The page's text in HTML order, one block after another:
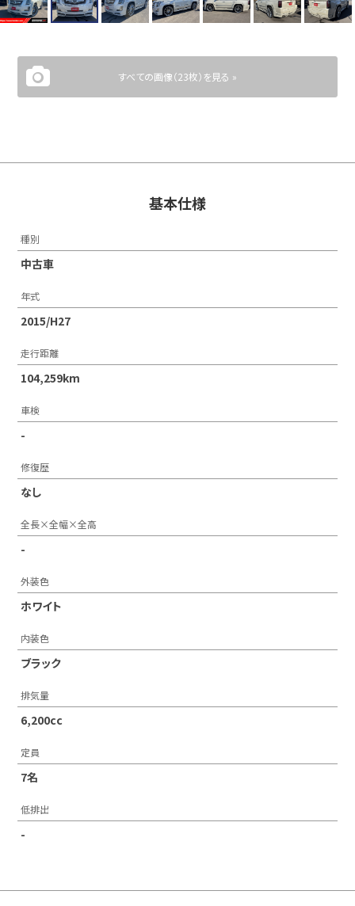
すべての画像（23枚）を見る »
基本仕様
種別
中古車
年式
2015/H27
走行距離
104,259km
車検
-
修復歴
なし
全長×全幅×全高
-
外装色
ホワイト
内装色
ブラック
排気量
6,200cc
定員
7名
低排出
-